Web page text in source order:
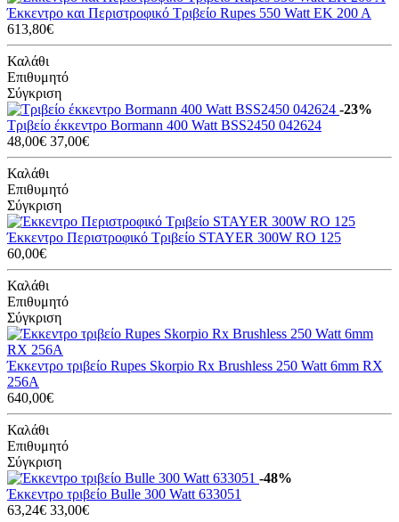
Έκκεντρο και Περιστροφικό Τριβείο Rupes 550 Watt EK 200 A
613,80€
Καλάθι
Επιθυμητό
Σύγκριση
-23%
Τριβείο έκκεντρο Bormann 400 Watt BSS2450 042624
48,00€ 37,00€
Καλάθι
Επιθυμητό
Σύγκριση
Έκκεντρο Περιστροφικό Τριβείο STAYER 300W RO 125
60,00€
Καλάθι
Επιθυμητό
Σύγκριση
Έκκεντρο τριβείο Rupes Skorpio Rx Brushless 250 Watt 6mm RX
256A
640,00€
Καλάθι
Επιθυμητό
Σύγκριση
-48%
Έκκεντρο τριβείο Bulle 300 Watt 633051
63,24€ 33,00€